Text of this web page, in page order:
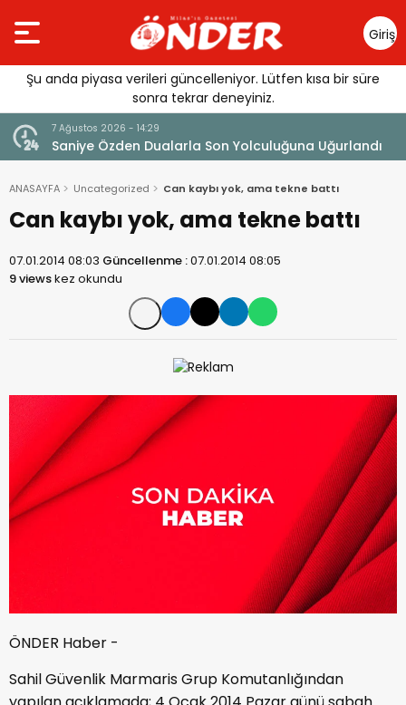
Giriş
Yap
Şu anda piyasa verileri güncelleniyor. Lütfen kısa bir süre
sonra tekrar deneyiniz.
7 Ağustos 2026 - 14:29
Saniye Özden Dualarla Son Yolculuğuna Uğurlandı
ANASAYFA Uncategorized Can kaybı yok, ama tekne battı
Can kaybı yok, ama tekne battı
07.01.2014 08:03 Güncellenme :07.01.2014 08:05
9 viewskez okundu
ÖNDER Haber -
Sahil Güvenlik Marmaris Grup Komutanlığından